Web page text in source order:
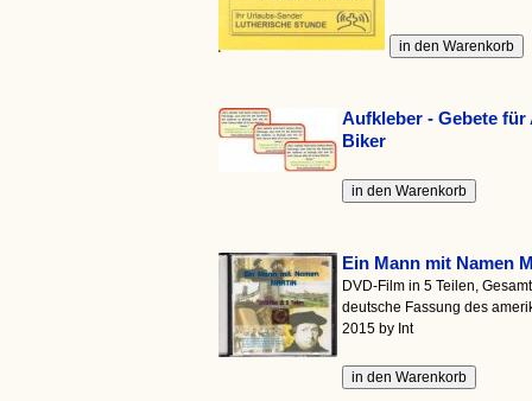
Aufkleber - Gebete
Biker
Ein Mann mit Namen
DVD-Film in 5 Teilen,
deutsche Fassung des
2015 by Int